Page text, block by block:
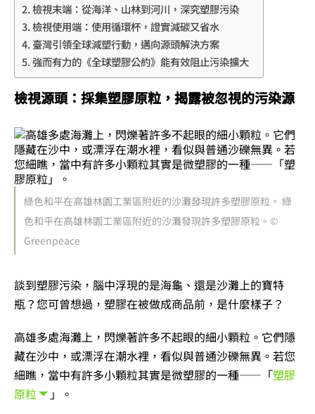
檢視末端：從海洋、山林到河川，深究塑膠污染
檢視使用端：使用循環杯，證實減碳又省水
臺灣引領全球減塑行動，邁向源頭解決方案
強而有力的《全球塑膠公約》能有效阻止污染擴大
檢視源頭：採集塑膠原粒，揭露被忽視的污染源
綠色和平在高雄林園工業區附近的沙灘發現許多塑膠原粒 。 綠
色和平在高雄林園工業區附近的沙灘發現許多塑膠原粒。©
Greenpeace
談到塑膠污染，腦中浮現的是海龜、還是沙灘上的寶特
瓶？您可曾想過，塑膠在被做成商品前，是什麼樣子？
高雄多處海灘上，閃爍著許多不起眼的細小顆粒。它們隱
藏在沙中，或漂浮在潮水裡，看似與普通沙礫無異。若您
細瞧，當中有許多小顆粒其實是微塑膠的一種——「塑膠
原粒
」。